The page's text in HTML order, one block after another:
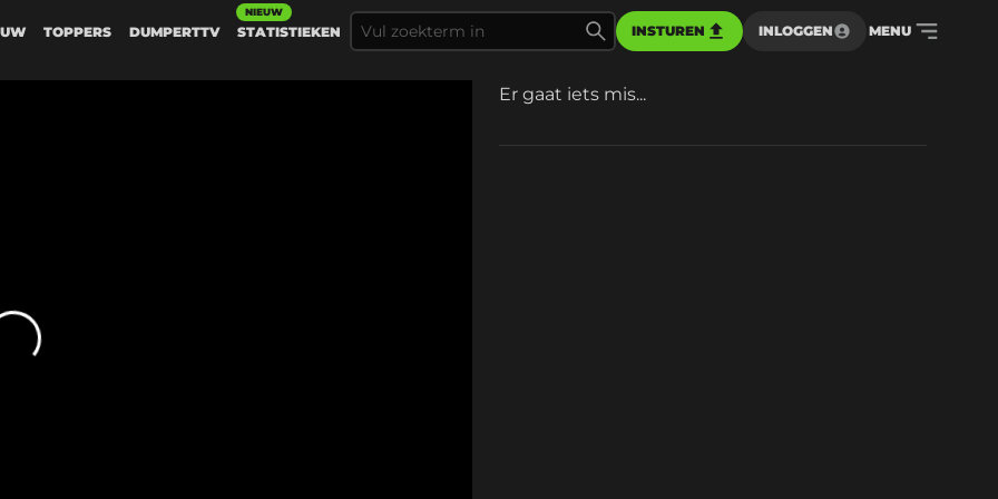
TOPPERS DUMPERTTV STATISTIEKEN
NIEUW
INSTUREN INLOGGEN MENU
Er gaat iets mis...